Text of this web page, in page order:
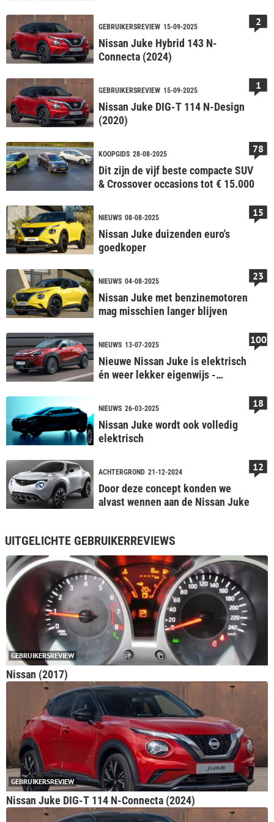
GEBRUIKERSREVIEW 15-09-2025
Nissan Juke Hybrid 143 N-
Connecta (2024)
2
GEBRUIKERSREVIEW 15-09-2025
Nissan Juke DIG-T 114 N-Design
(2020)
1
KOOPGIDS 28-08-2025
Dit zijn de vijf beste compacte SUV
& Crossover occasions tot € 15.000
78
NIEUWS 08-08-2025
Nissan Juke duizenden euro's
goedkoper
15
NIEUWS 04-08-2025
Nissan Juke met benzinemotoren
mag misschien langer blijven
23
NIEUWS 13-07-2025
Nieuwe Nissan Juke is elektrisch
én weer lekker eigenwijs -
100
NIEUWS 26-03-2025
Nissan Juke wordt ook volledig
elektrisch
18
ACHTERGROND 21-12-2024
Door deze concept konden we
alvast wennen aan de Nissan Juke
12
UITGELICHTE GEBRUIKERREVIEWS
GEBRUIKERSREVIEW
Nissan (2017)
GEBRUIKERSREVIEW
Nissan Juke DIG-T 114 N-Connecta (2024)